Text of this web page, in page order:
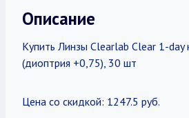
Описание
Купить Линзы Clearlab Clear 1-day
(диоптрия +0,75), 30 шт
Цена со скидкой: 1247.5 руб.